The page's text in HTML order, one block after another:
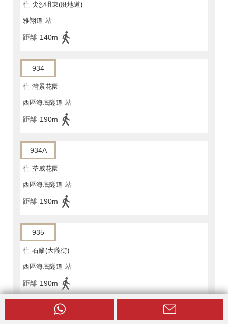
往 尖沙咀東(麼地道)
雅翔道 站
距離 140m
934
往 灣景花園
西區海底隧道 站
距離 190m
934A
往 荃威花園
西區海底隧道 站
距離 190m
935
往 石籬(大隴街)
西區海底隧道 站
距離 190m